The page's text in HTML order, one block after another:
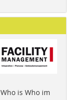
is Who im